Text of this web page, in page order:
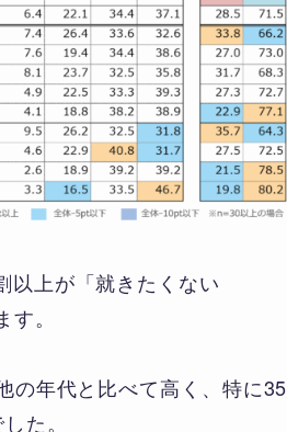
以上が「就きたくない
。
の年代と比べて高く、特に35
た。